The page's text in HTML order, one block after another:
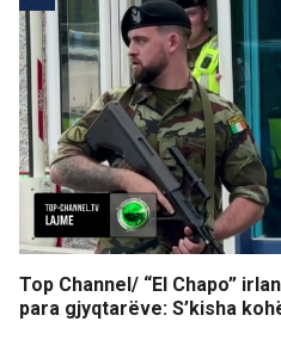
Top Channel/ “El Chapo”
para gjyqtarëve: S’kisha